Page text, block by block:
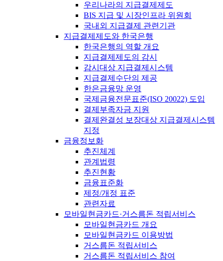
우리나라의 지급결제제도
BIS 지급 및 시장인프라 위원회
국내외 지급결제 관련기관
지급결제제도와 한국은행
한국은행의 역할 개요
지급결제제도의 감시
감시대상 지급결제시스템
지급결제수단의 제공
한은금융망 운영
국제금융전문표준(ISO 20022) 도입
결제부족자금 지원
결제완결성 보장대상 지급결제시스템
지정
금융정보화
추진체계
관계법령
추진현황
금융표준화
제정/개정 표준
관련자료
모바일현금카드·거스름돈 적립서비스
모바일현금카드 개요
모바일현금카드 이용방법
거스름돈 적립서비스
거스름돈 적립서비스 참여